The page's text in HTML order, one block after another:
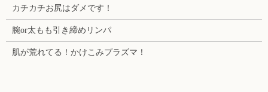
カチカチお尻はダメです！
腕or太もも引き締めリンパ
肌が荒れてる！かけこみプラズマ！